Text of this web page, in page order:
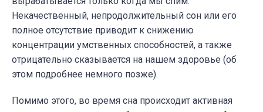
Некачественный, непродолжительный сон или его
полное отсутствие приводит к снижению
концентрации умственных способностей, а также
отрицательно сказывается на нашем здоровье (об
этом подробнее немного позже).
Помимо этого, во время сна происходит активная